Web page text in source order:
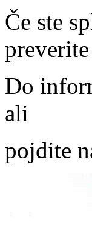
Če ste
Do
ali
pojdite